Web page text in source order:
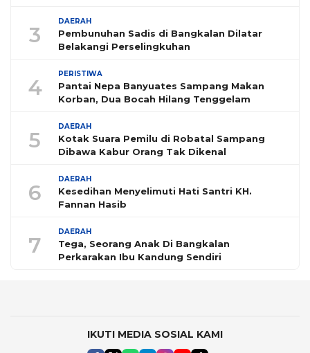
3
DAERAH
Pembunuhan Sadis di Bangkalan Dilatar
Belakangi Perselingkuhan
4
PERISTIWA
Pantai Nepa Banyuates Sampang Makan
Korban, Dua Bocah Hilang Tenggelam
5
DAERAH
Kotak Suara Pemilu di Robatal Sampang
Dibawa Kabur Orang Tak Dikenal
6
DAERAH
Kesedihan Menyelimuti Hati Santri KH.
Fannan Hasib
7
DAERAH
Tega, Seorang Anak Di Bangkalan
Perkarakan Ibu Kandung Sendiri
IKUTI MEDIA SOSIAL KAMI